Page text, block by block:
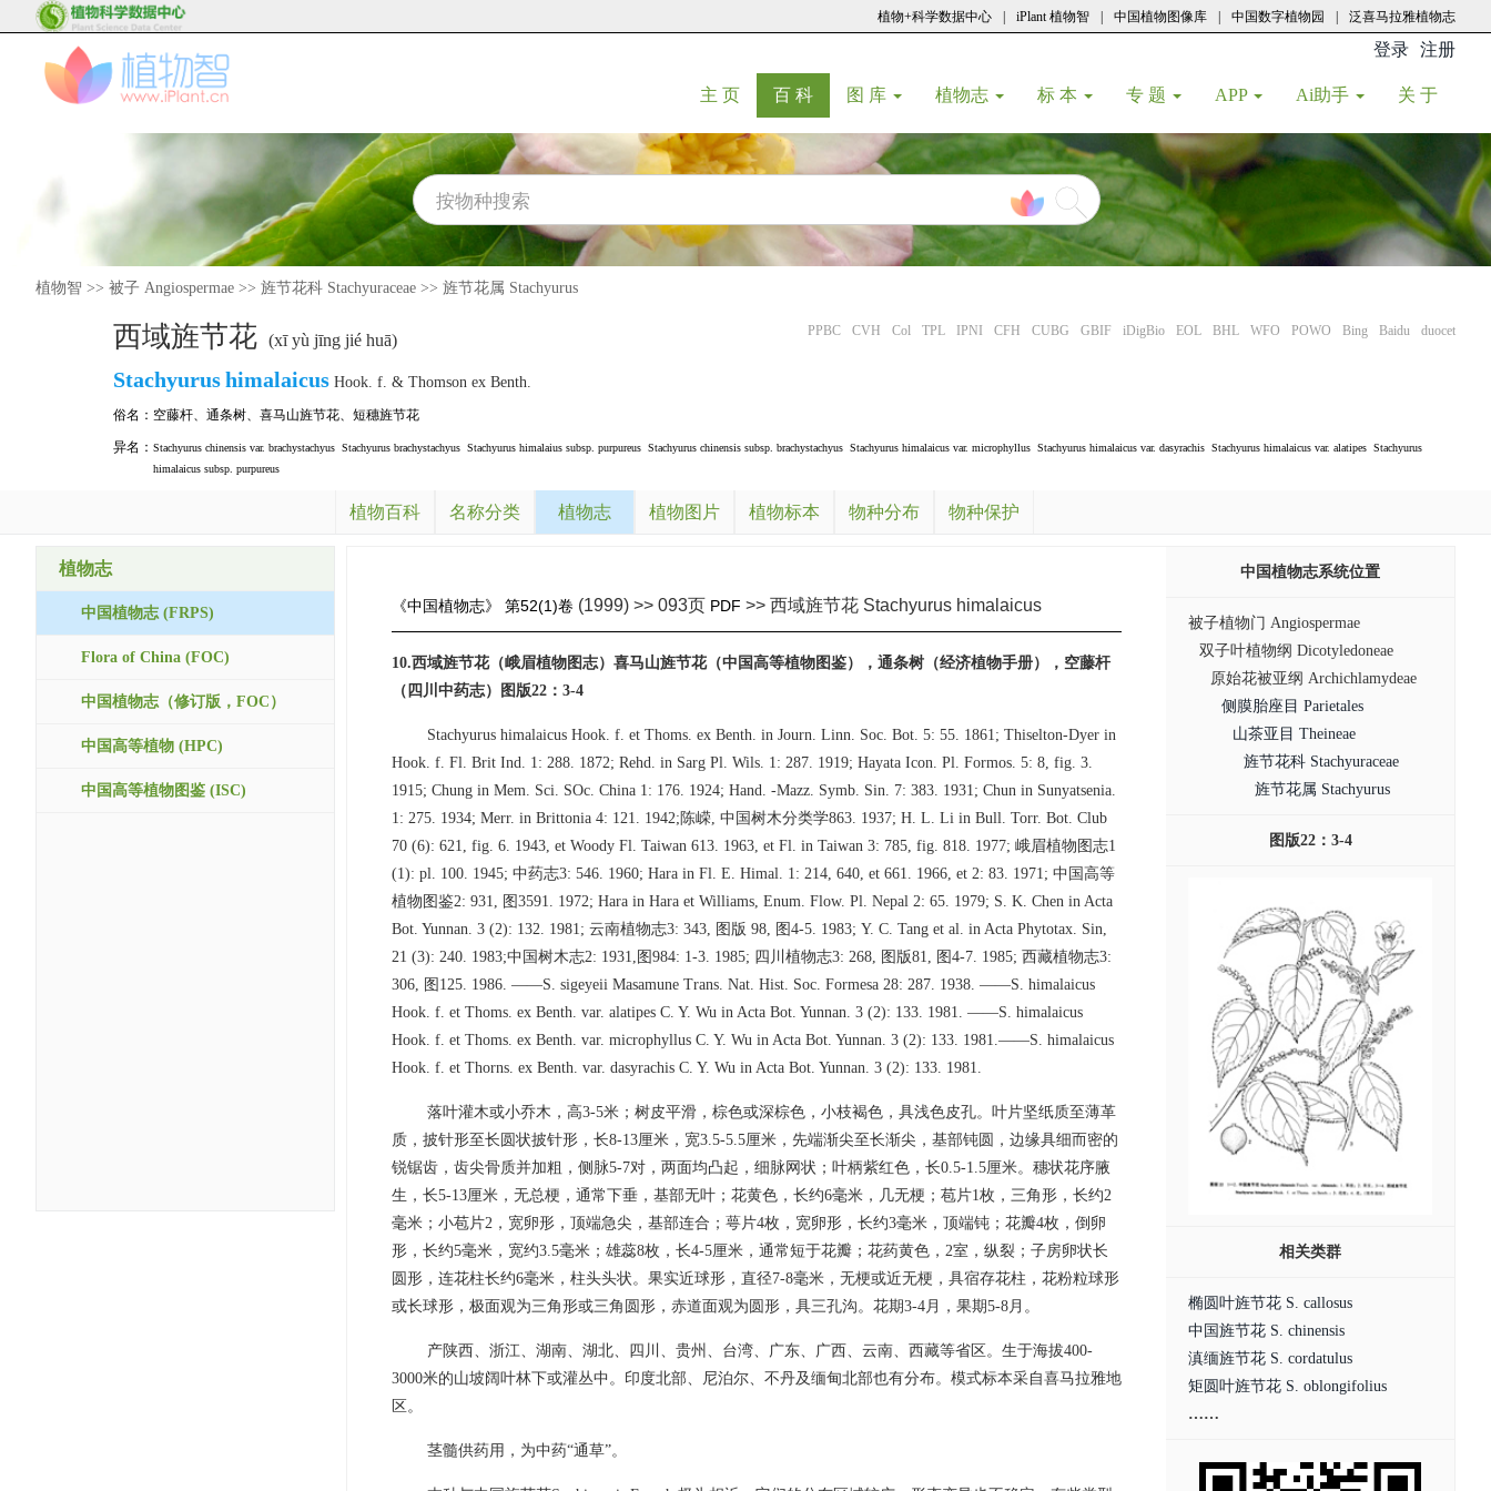
植物+科学数据中心 iPlant 植物智 中国植物图像库 中国数字植物园 泛喜马拉雅植物志
登录 注册
主 页(current)
百 科(current)
图 库 植物志 标 本 专 题 APP Ai助手 关 于
植物智 >> 被子 Angiospermae >> 旌节花科 Stachyuraceae >> 旌节花属 Stachyurus
西域旌节花 (xī yù jīng jié huā) PPBC CVH Col TPL IPNI CFH CUBG GBIF iDigBio EOL BHL WFO POWO Bing Baidu duocet
Stachyurushimalaicus Hook. f. & Thomson ex Benth.
俗名： 空藤杆、 通条树、 喜马山旌节花、 短穗旌节花
异名： Stachyurus chinensis var. brachystachyus Stachyurus brachystachyus Stachyurus himalaius subsp. purpureus Stachyurus chinensis subsp. brachystachyus Stachyurus himalaicus var. microphyllus Stachyurus himalaicus var. dasyrachis Stachyurus himalaicus var. alatipes Stachyurus
himalaicus subsp. purpureus
植物百科 名称分类 植物志 植物图片 植物标本 物种分布 物种保护
植物志
中国植物志 (FRPS)
Flora of China (FOC)
中国植物志（修订版，FOC）
中国高等植物 (HPC)
中国高等植物图鉴 (ISC)
《中国植物志》 第52(1)卷 (1999) >> 093页 PDF >> 西域旌节花 Stachyurus himalaicus
10.西域旌节花（峨眉植物图志）喜马山旌节花（中国高等植物图鉴），通条树（经济植物手册），空藤杆
（四川中药志）图版22：3-4
Stachyurus himalaicus Hook. f. et Thoms. ex Benth. in Journ. Linn. Soc. Bot. 5: 55. 1861; Thiselton-Dyer in
Hook. f. Fl. Brit Ind. 1: 288. 1872; Rehd. in Sarg Pl. Wils. 1: 287. 1919; Hayata Icon. Pl. Formos. 5: 8, fig. 3.
1915; Chung in Mem. Sci. SOc. China 1: 176. 1924; Hand. -Mazz. Symb. Sin. 7: 383. 1931; Chun in Sunyatsenia.
1: 275. 1934; Merr. in Brittonia 4: 121. 1942;陈嵘, 中国树木分类学863. 1937; H. L. Li in Bull. Torr. Bot. Club
70 (6): 621, fig. 6. 1943, et Woody Fl. Taiwan 613. 1963, et Fl. in Taiwan 3: 785, fig. 818. 1977; 峨眉植物图志1
(1): pl. 100. 1945; 中药志3: 546. 1960; Hara in Fl. E. Himal. 1: 214, 640, et 661. 1966, et 2: 83. 1971; 中国高等
植物图鉴2: 931, 图3591. 1972; Hara in Hara et Williams, Enum. Flow. Pl. Nepal 2: 65. 1979; S. K. Chen in Acta
Bot. Yunnan. 3 (2): 132. 1981; 云南植物志3: 343, 图版 98, 图4-5. 1983; Y. C. Tang et al. in Acta Phytotax. Sin,
21 (3): 240. 1983;中国树木志2: 1931,图984: 1-3. 1985; 四川植物志3: 268, 图版81, 图4-7. 1985; 西藏植物志3:
306, 图125. 1986. ——S. sigeyeii Masamune Trans. Nat. Hist. Soc. Formesa 28: 287. 1938. ——S. himalaicus
Hook. f. et Thoms. ex Benth. var. alatipes C. Y. Wu in Acta Bot. Yunnan. 3 (2): 133. 1981. ——S. himalaicus
Hook. f. et Thoms. ex Benth. var. microphyllus C. Y. Wu in Acta Bot. Yunnan. 3 (2): 133. 1981.——S. himalaicus
Hook. f. et Thorns. ex Benth. var. dasyrachis C. Y. Wu in Acta Bot. Yunnan. 3 (2): 133. 1981.
落叶灌木或小乔木，高3-5米；树皮平滑，棕色或深棕色，小枝褐色，具浅色皮孔。叶片坚纸质至薄革
质，披针形至长圆状披针形，长8-13厘米，宽3.5-5.5厘米，先端渐尖至长渐尖，基部钝圆，边缘具细而密的
锐锯齿，齿尖骨质并加粗，侧脉5-7对，两面均凸起，细脉网状；叶柄紫红色，长0.5-1.5厘米。穗状花序腋
生，长5-13厘米，无总梗，通常下垂，基部无叶；花黄色，长约6毫米，几无梗；苞片1枚，三角形，长约2
毫米；小苞片2，宽卵形，顶端急尖，基部连合；萼片4枚，宽卵形，长约3毫米，顶端钝；花瓣4枚，倒卵
形，长约5毫米，宽约3.5毫米；雄蕊8枚，长4-5厘米，通常短于花瓣；花药黄色，2室，纵裂；子房卵状长
圆形，连花柱长约6毫米，柱头头状。果实近球形，直径7-8毫米，无梗或近无梗，具宿存花柱，花粉粒球形
或长球形，极面观为三角形或三角圆形，赤道面观为圆形，具三孔沟。花期3-4月，果期5-8月。
产陕西、浙江、湖南、湖北、四川、贵州、台湾、广东、广西、云南、西藏等省区。生于海拔400-
3000米的山坡阔叶林下或灌丛中。印度北部、尼泊尔、不丹及缅甸北部也有分布。模式标本采自喜马拉雅地
区。
茎髓供药用，为中药“通草”。
中国植物志系统位置
被子植物门 Angiospermae
双子叶植物纲 Dicotyledoneae
原始花被亚纲 Archichlamydeae
侧膜胎座目 Parietales
山茶亚目 Theineae
旌节花科 Stachyuraceae
旌节花属 Stachyurus
图版22：3-4
相关类群
椭圆叶旌节花 S. callosus
中国旌节花 S. chinensis
滇缅旌节花 S. cordatulus
矩圆叶旌节花 S. oblongifolius
……